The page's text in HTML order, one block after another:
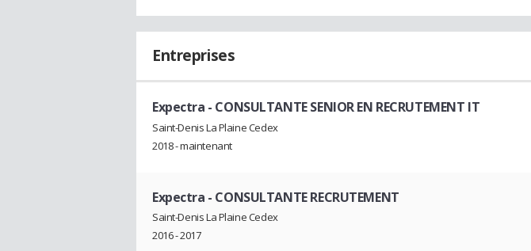
Entreprises
Expectra - CONSULTANTE SENIOR EN RECRUTEMENT IT
Saint-Denis La Plaine Cedex
2018 - maintenant
Expectra - CONSULTANTE RECRUTEMENT
Saint-Denis La Plaine Cedex
2016 - 2017